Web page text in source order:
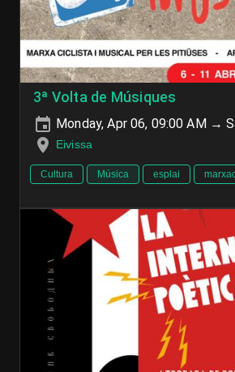
3ª Volta de Músiques
Monday, Apr 06, 09:00 AM →
Eivissa
Cultura Música esplai